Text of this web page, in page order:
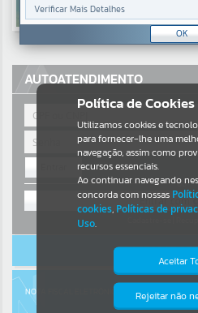
Portais
Por favor,
NOTÍCIAS
Por favor,
SUBPORTAIS
Por favor,
Por favor,
AUTOATENDIMENTO
OU
ACESSAR
NOTA FISCAL ELETRÔNICA
Política de Cookies
Utilizamos cookies e
para fornecer-lhe uma
navegação, assim como
recursos essenciais.
Ao continuar navegando
concorda com nossas
cookies, Políticas de
Uso.
Aceitar
Rejeitar não
Isto significa que
Verificar Mais Detalhes
OK